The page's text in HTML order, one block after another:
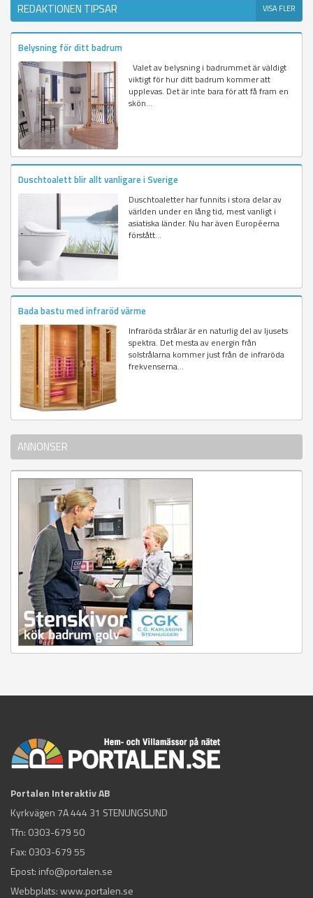
REDAKTIONEN TIPSAR VISA FLER
Belysning för ditt badrum
Valet av belysning i badrummet är väldigt
viktigt för hur ditt badrum kommer att
upplevas. Det är inte bara för att få fram en
skön...
Duschtoalett blir allt vanligare i Sverige
Duschtoaletter har funnits i stora delar av
världen under en lång tid, mest vanligt i
asiatiska länder. Nu har även Européerna
förstått...
Bada bastu med infraröd värme
Infraröda strålar är en naturlig del av ljusets
spektra. Det mesta av energin från
solstrålarna kommer just från de infraröda
frekvenserna...
ANNONSER
Portalen Interaktiv AB
Kyrkvägen 7A 444 31 STENUNGSUND
Tfn: 0303-679 50
Fax: 0303-679 55
Epost: info@portalen.se
Webbplats: www.portalen.se